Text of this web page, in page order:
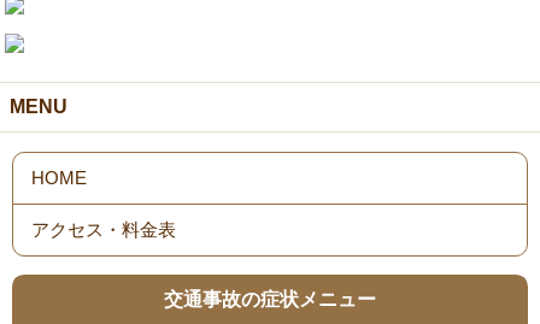
MENU
HOME
アクセス・料金表
交通事故の症状メニュー